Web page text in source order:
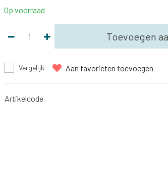
Op voorraad
Toevoegen
Vergelijk Aan favorieten toevoegen
Artikelcode